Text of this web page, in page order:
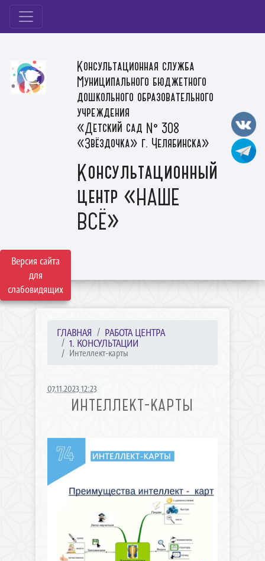
Версия сайта
для
слабовидящих
Консультационная служба
Муниципального бюджетного
дошкольного образовательного
учреждения
«Детский сад № 308
«Звёздочка» г. Челябинска»
Консультационный
центр «НАШЕ
ВСЁ»
ГЛАВНАЯ
РАБОТА ЦЕНТРА
1. КОНСУЛЬТАЦИИ
Интеллект-карты
07.11.2023 12:23
ИНТЕЛЛЕКТ-КАРТЫ